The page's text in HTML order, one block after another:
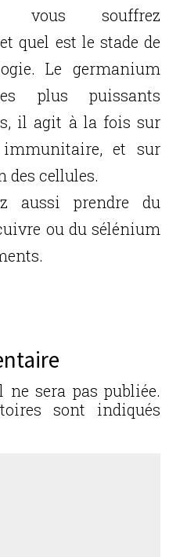
vous souffrez
quel est le stade de
Le germanium
plus puissants
il agit à la fois sur
et sur
des cellules.
aussi prendre du
ou du sélénium
ne sera pas publiée.
sont indiqués